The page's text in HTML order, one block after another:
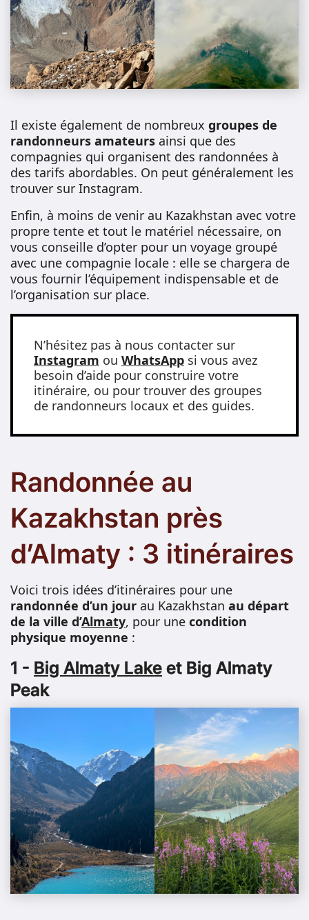
Il existe également de nombreux groupes de
randonneurs amateurs ainsi que des
compagnies qui organisent des randonnées à
des tarifs abordables. On peut généralement les
trouver sur Instagram.
Enfin, à moins de venir au Kazakhstan avec votre
propre tente et tout le matériel nécessaire, on
vous conseille d’opter pour un voyage groupé
avec une compagnie locale : elle se chargera de
vous fournir l’équipement indispensable et de
l’organisation sur place.
N’hésitez pas à nous contacter sur
Instagram ou WhatsApp si vous avez
besoin d’aide pour construire votre
itinéraire, ou pour trouver des groupes
de randonneurs locaux et des guides.
Randonnée au
Kazakhstan près
d’Almaty : 3 itinéraires
Voici trois idées d’itinéraires pour une
randonnée d’un jour au Kazakhstan au départ
de la ville d’Almaty, pour une condition
physique moyenne :
1 - Big Almaty Lake et Big Almaty
Peak